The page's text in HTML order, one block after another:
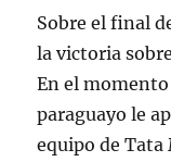
Sobre el final
la victoria
En el
paraguayo le
equipo de